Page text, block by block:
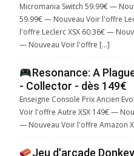
Micromania Switch 59.99€ —
59.99€ — Nouveau Voir l'offre
l'offre Leclerc XSX 60.36€ —
— Nouveau Voir l'offre […]
Resonance: A
- Collector - dès 149€
Enseigne Console Prix Ancien
Voir l'offre Autre XSX 149€ —
— Nouveau Voir l'offre Amazon
Jeu d'arcade